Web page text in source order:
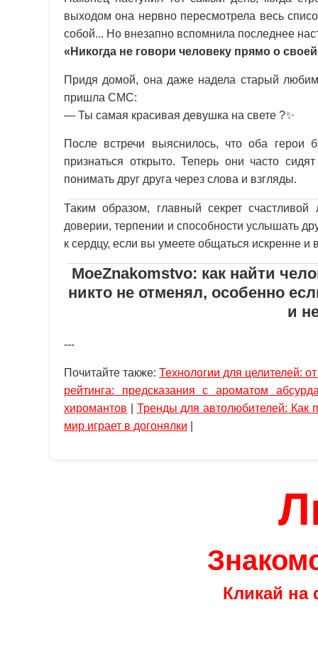
выходом она нервно пересмотрела весь
собой... Но внезапно вспомнила последнее
«Никогда не говори человеку прямо о
Придя домой, она даже надела старый
пришла СМС:
— Ты самая красивая девушка на свете ?✨
После встречи выяснилось, что оба
признаться открыто. Теперь они часто
понимать друг друга через слова и взгляды.
Таким образом, главный секрет
доверии, терпении и способности услышать
к сердцу, если вы умеете общаться искренне и
MoeZnakomstvo: как найти
никто не отменял, особенно
и
---
Почитайте также:Технологии для целителей:
рейтинга: предсказания с ароматом
хиромантов
Тренды для автолюбителей: Как
мир играет в догонялки
Кликай на